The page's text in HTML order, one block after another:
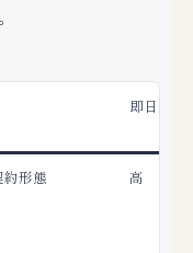
即日への
形態 高